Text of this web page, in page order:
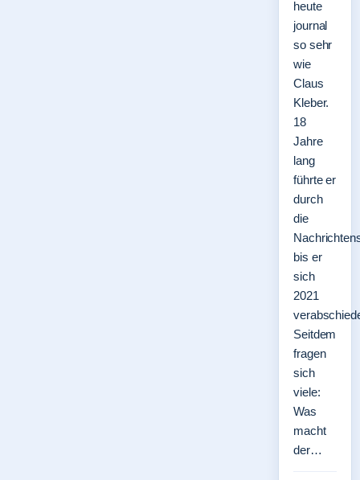
heute
journal
so sehr
wie
Claus
Kleber.
18
Jahre
lang
führte er
durch
die
bis er
sich
2021
Seitdem
fragen
sich
viele:
Was
macht
der…